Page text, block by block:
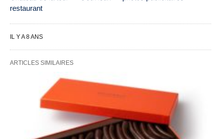
restaurant
IL Y A 8 ANS
ARTICLES SIMILAIRES